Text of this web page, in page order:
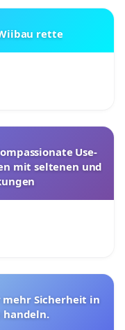
rette
Use-
mit seltenen und
mehr Sicherheit in
handeln.